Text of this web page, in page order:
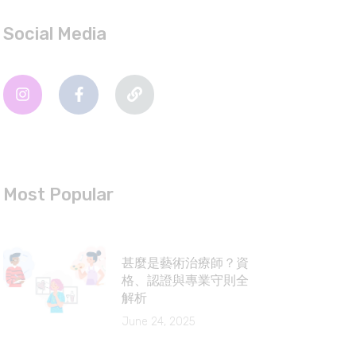
Social Media
Most Popular
甚麼是藝術治療師？資
格、認證與專業守則全
解析
June 24, 2025